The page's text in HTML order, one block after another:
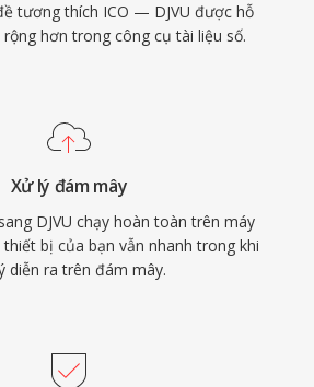
tương thích ICO — DJVU được hỗ
hơn trong công cụ tài liệu số.
Xử lý đám mây
DJVU chạy hoàn toàn trên máy
bị của bạn vẫn nhanh trong khi
diễn ra trên đám mây.